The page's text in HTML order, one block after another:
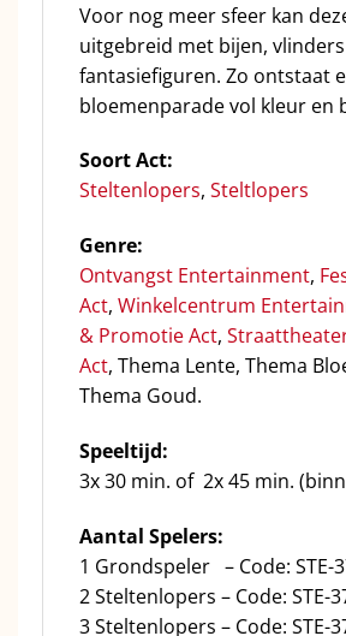
Voor nog meer sfeer kan
uitgebreid met bijen,
fantasiefiguren. Zo ontstaat
bloemenparade vol kleur en
Soort Act:
Steltenlopers, Steltlopers
Genre:
Ontvangst Entertainment,
Act, Winkelcentrum
& Promotie Act,
Act, Thema Lente, Thema
Thema Goud.
Speeltijd:
3x 30 min. of 2x 45 min.
Aantal Spelers:
1 Grondspeler – Code: STE-
2 Steltenlopers – Code: STE-
3 Steltenlopers – Code: STE-